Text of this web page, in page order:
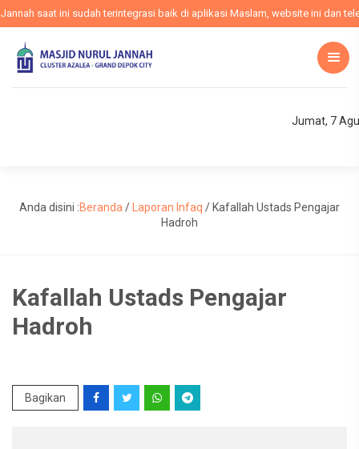
saat ini sudah terintegrasi baik di aplikasi Maslam, website ini dan
Jumat, 7
Anda disini :Beranda / Laporan Infaq / Kafallah Ustads Pengajar
Hadroh
Kafallah Ustads Pengajar
Hadroh
Bagikan